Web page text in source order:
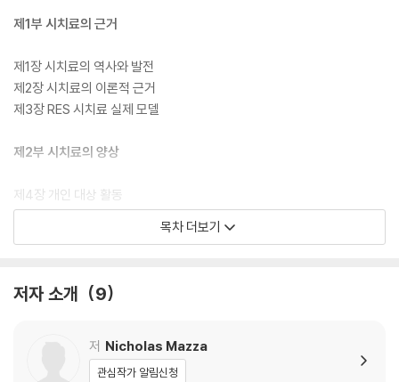
제1부 시치료의 근거
제1장 시치료의 역사와 발전
제2장 시치료의 이론적 근거
제3장 RES 시치료 실제 모델
제2부 시치료의 양상
제4장 개인 대상 활동
제5장 가족 대상 활동
제3부 발달 단계
제8장 어린이와 초기 청소년
제9장 청소년과 젊은 성인
목차 더보기
저자 소개 9
저 Nicholas Mazza
관심작가 알림신청